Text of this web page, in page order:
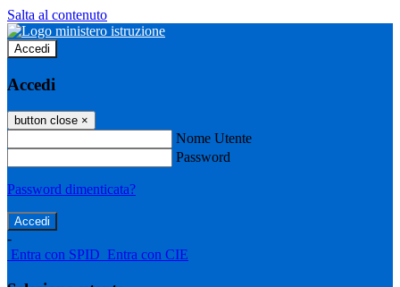
Salta al contenuto
Accedi
Accedi
button close ×
Nome Utente
Password
Password dimenticata?
-
Entra con SPID Entra con CIE